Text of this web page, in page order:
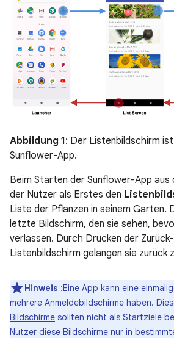
Abbildung 1: Der Listenbildschirm
Sunflower-App.
Beim Starten der Sunflower-App aus
der Nutzer als Erstes den
Liste der Pflanzen in seinem Garten.
letzte Bildschirm, den sie sehen,
verlassen. Durch Drücken der
Listenbildschirm gelangen sie zurück
Hinweis :Eine App kann eine
mehrere Anmeldebildschirme haben.
Bildschirme sollten nicht als Startziele
Nutzer diese Bildschirme nur in